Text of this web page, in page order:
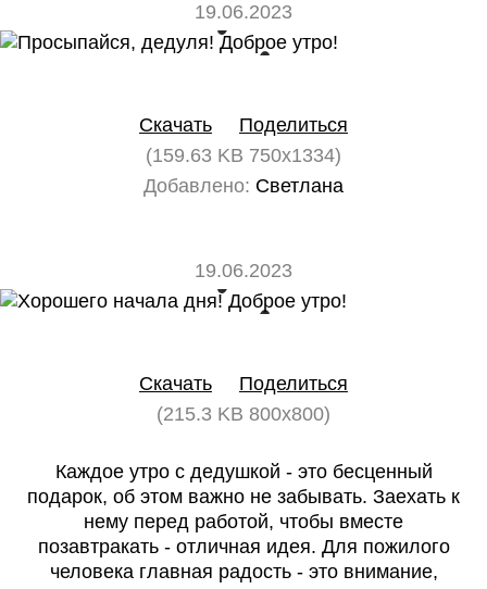
19.06.2023
Скачать
Поделиться
(159.63 KB 750x1334)
Добавлено: Светлана
19.06.2023
Скачать
Поделиться
(215.3 KB 800x800)
Каждое утро с дедушкой - это бесценный
подарок, об этом важно не забывать. Заехать к
нему перед работой, чтобы вместе
позавтракать - отличная идея. Для пожилого
человека главная радость - это внимание,